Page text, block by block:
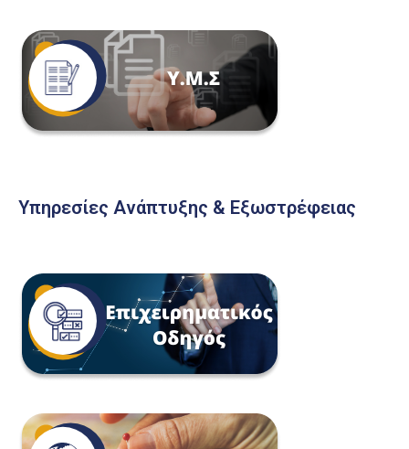
Υπηρεσίες Ανάπτυξης & Εξωστρέφειας